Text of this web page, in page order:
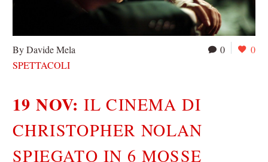
0 0
By Davide Mela
SPETTACOLI
19 NOV:IL CINEMA DI
CHRISTOPHER NOLAN
SPIEGATO IN 6 MOSSE